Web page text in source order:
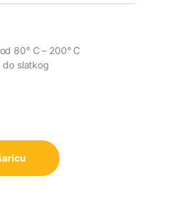
80° C – 200° C
do slatkog
količina